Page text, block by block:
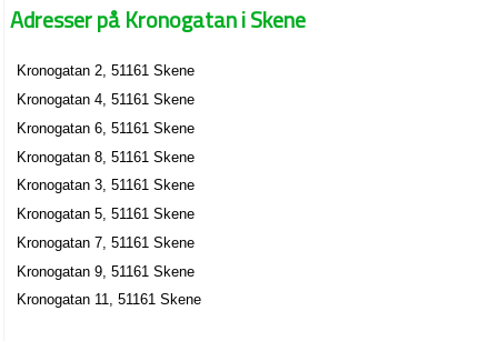
Adresser på Kronogatan i Skene
Kronogatan 2, 51161 Skene
Kronogatan 4, 51161 Skene
Kronogatan 6, 51161 Skene
Kronogatan 8, 51161 Skene
Kronogatan 3, 51161 Skene
Kronogatan 5, 51161 Skene
Kronogatan 7, 51161 Skene
Kronogatan 9, 51161 Skene
Kronogatan 11, 51161 Skene